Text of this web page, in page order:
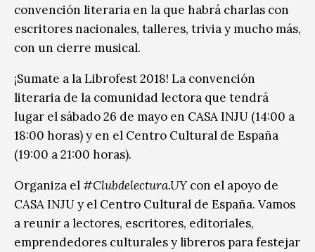
convención literaria en la que habrá charlas con
escritores nacionales, talleres, trivia y mucho más,
con un cierre musical.
¡Sumate a la Librofest 2018! La convención
literaria de la comunidad lectora que tendrá
lugar el sábado 26 de mayo en CASA INJU (14:00 a
18:00 horas) y en el Centro Cultural de España
(19:00 a 21:00 horas).
Organiza el#Clubdelectura.UYcon el apoyo de
CASA INJU y el Centro Cultural de España. Vamos
a reunir a lectores, escritores, editoriales,
emprendedores culturales y libreros para festejar